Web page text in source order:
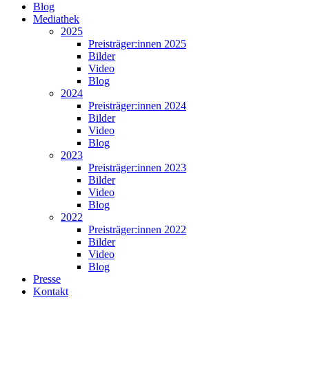
Blog
Mediathek
2025
Preisträger:innen 2025
Bilder
Video
Blog
2024
Preisträger:innen 2024
Bilder
Video
Blog
2023
Preisträger:innen 2023
Bilder
Video
Blog
2022
Preisträger:innen 2022
Bilder
Video
Blog
Presse
Kontakt